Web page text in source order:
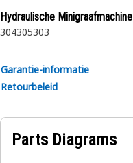
Hydraulische Minigraafmachine
304305303
Garantie-informatie
Retourbeleid
Parts Diagrams